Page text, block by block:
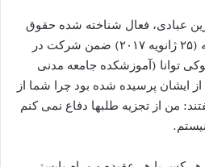
عبادی، فعال شناخته شده حقوق
بشر ایرانی روز یکشنبه گذشته (۲۵ ژانویه ۲۰۱۷) ضمن شرکت در
توانا (آموزشکده جامعه مدنی
ایشان پرسیده شده بود چرا شما از
من از تجزیه طلبها دفاع نمی کنم